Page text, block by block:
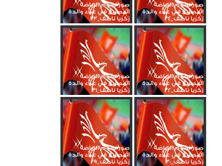
صور نجوم الرياضة
المصرية في عزاء والدة
زكريا ناصف_34
صور نجوم الرياضة
المصرية في عزاء والدة
زكريا ناصف_33
صور نجوم الرياضة
المصرية في عزاء والدة
زكريا ناصف_32
صور نجوم الرياضة
المصرية في عزاء والدة
زكريا ناصف_31
صور نجوم الرياضة
المصرية في عزاء والدة
زكريا ناصف_30
صور نجوم الرياضة
المصرية في عزاء والدة
زكريا ناصف_29